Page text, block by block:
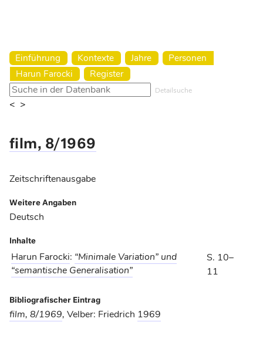
Einführung Kontexte Jahre
Personen
Harun Farocki
Register
Detailsuche
< >
film, 8/1969
Zeitschriftenausgabe
Weitere Angaben
Deutsch
Inhalte
Harun Farocki: “Minimale Variation” und
“semantische Generalisation”
S. 10–
11
Bibliografischer Eintrag
film, 8/1969, Velber: Friedrich 1969